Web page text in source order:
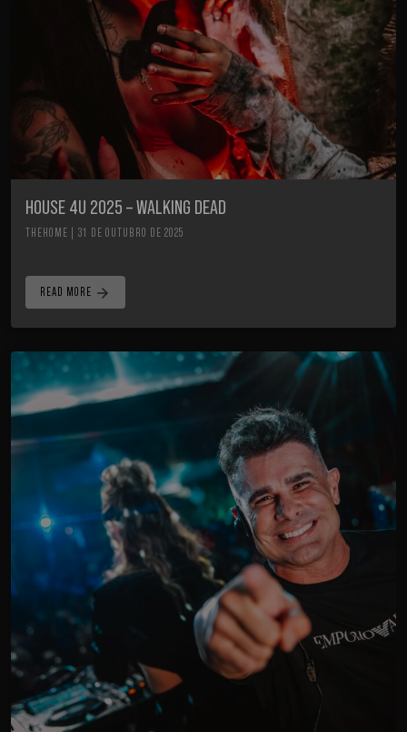
HOUSE 4U 2025 – WALKING DEAD
THEHOME | 31 DE OUTUBRO DE 2025
READ MORE arrow_forward